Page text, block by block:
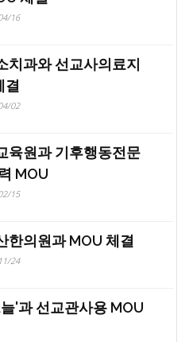
16
치과와 선교사의료지
결
02
육원과 기후행동전문
MOU
15
한의원과 MOU 체결
24
'과 선교관사용 MOU